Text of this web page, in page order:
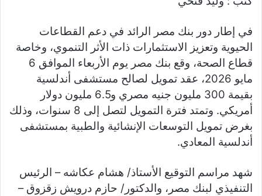
e
b
o
o
k
er
s
A
p
p
n
g
er
Li
n
k
a
m
ar
e
في إطار دور بنك مصر الرائد في دعم القطاعات
الحيوية وتعزيز الاستثمارات ذات الأثر التنموي، وخاصة
قطاع الصحة، وقع بنك مصر يوم الأربعاء الموافق 6
مايو 2026، عقد تمويل لصالح مستشفى أندلسية
بقيمة 300 مليون جنيه مصري و6.5 مليون دولار
أمريكي. وتمتد فترة التمويل لتصل إلى 8 سنوات، وذلك
بغرض تمويل التوسعات الإنشائية والطبية بمستشفى
أندلسية المعادي.
شهد مراسم التوقيع الأستاذ/ هشام عكاشه – الرئيس
التنفيذي لبنك مصر، والدكتور/ حازم درويش زقزوق –